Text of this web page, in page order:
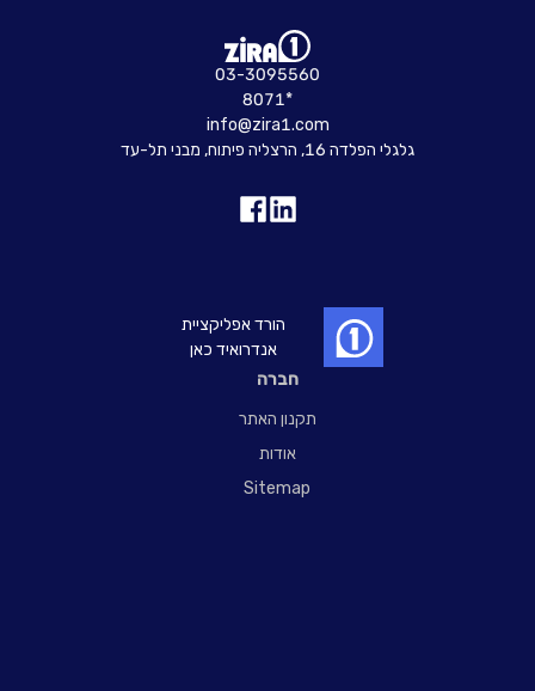
חברה
תקנון האתר
אודות
Sitemap
03-3095560
8071*
info@zira1.com
גלגלי הפלדה 16, הרצליה פיתוח, מבני תל-עד
הורד אפליקציית
אנדרואיד כאן